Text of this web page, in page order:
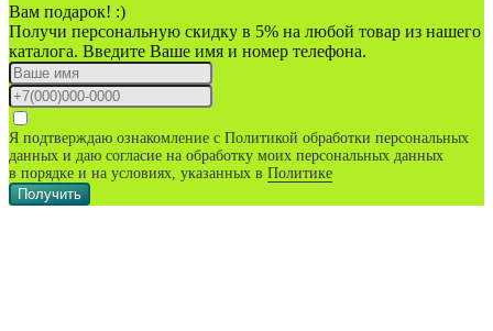
Вам подарок! :)
Получи персональную скидку в 5% на любой товар из нашего
каталога. Введите Ваше имя и номер телефона.
Я подтверждаю ознакомление с Политикой обработки персональных
данных и даю согласие на обработку моих персональных данных
в порядке и на условиях, указанных в Политике
Получить